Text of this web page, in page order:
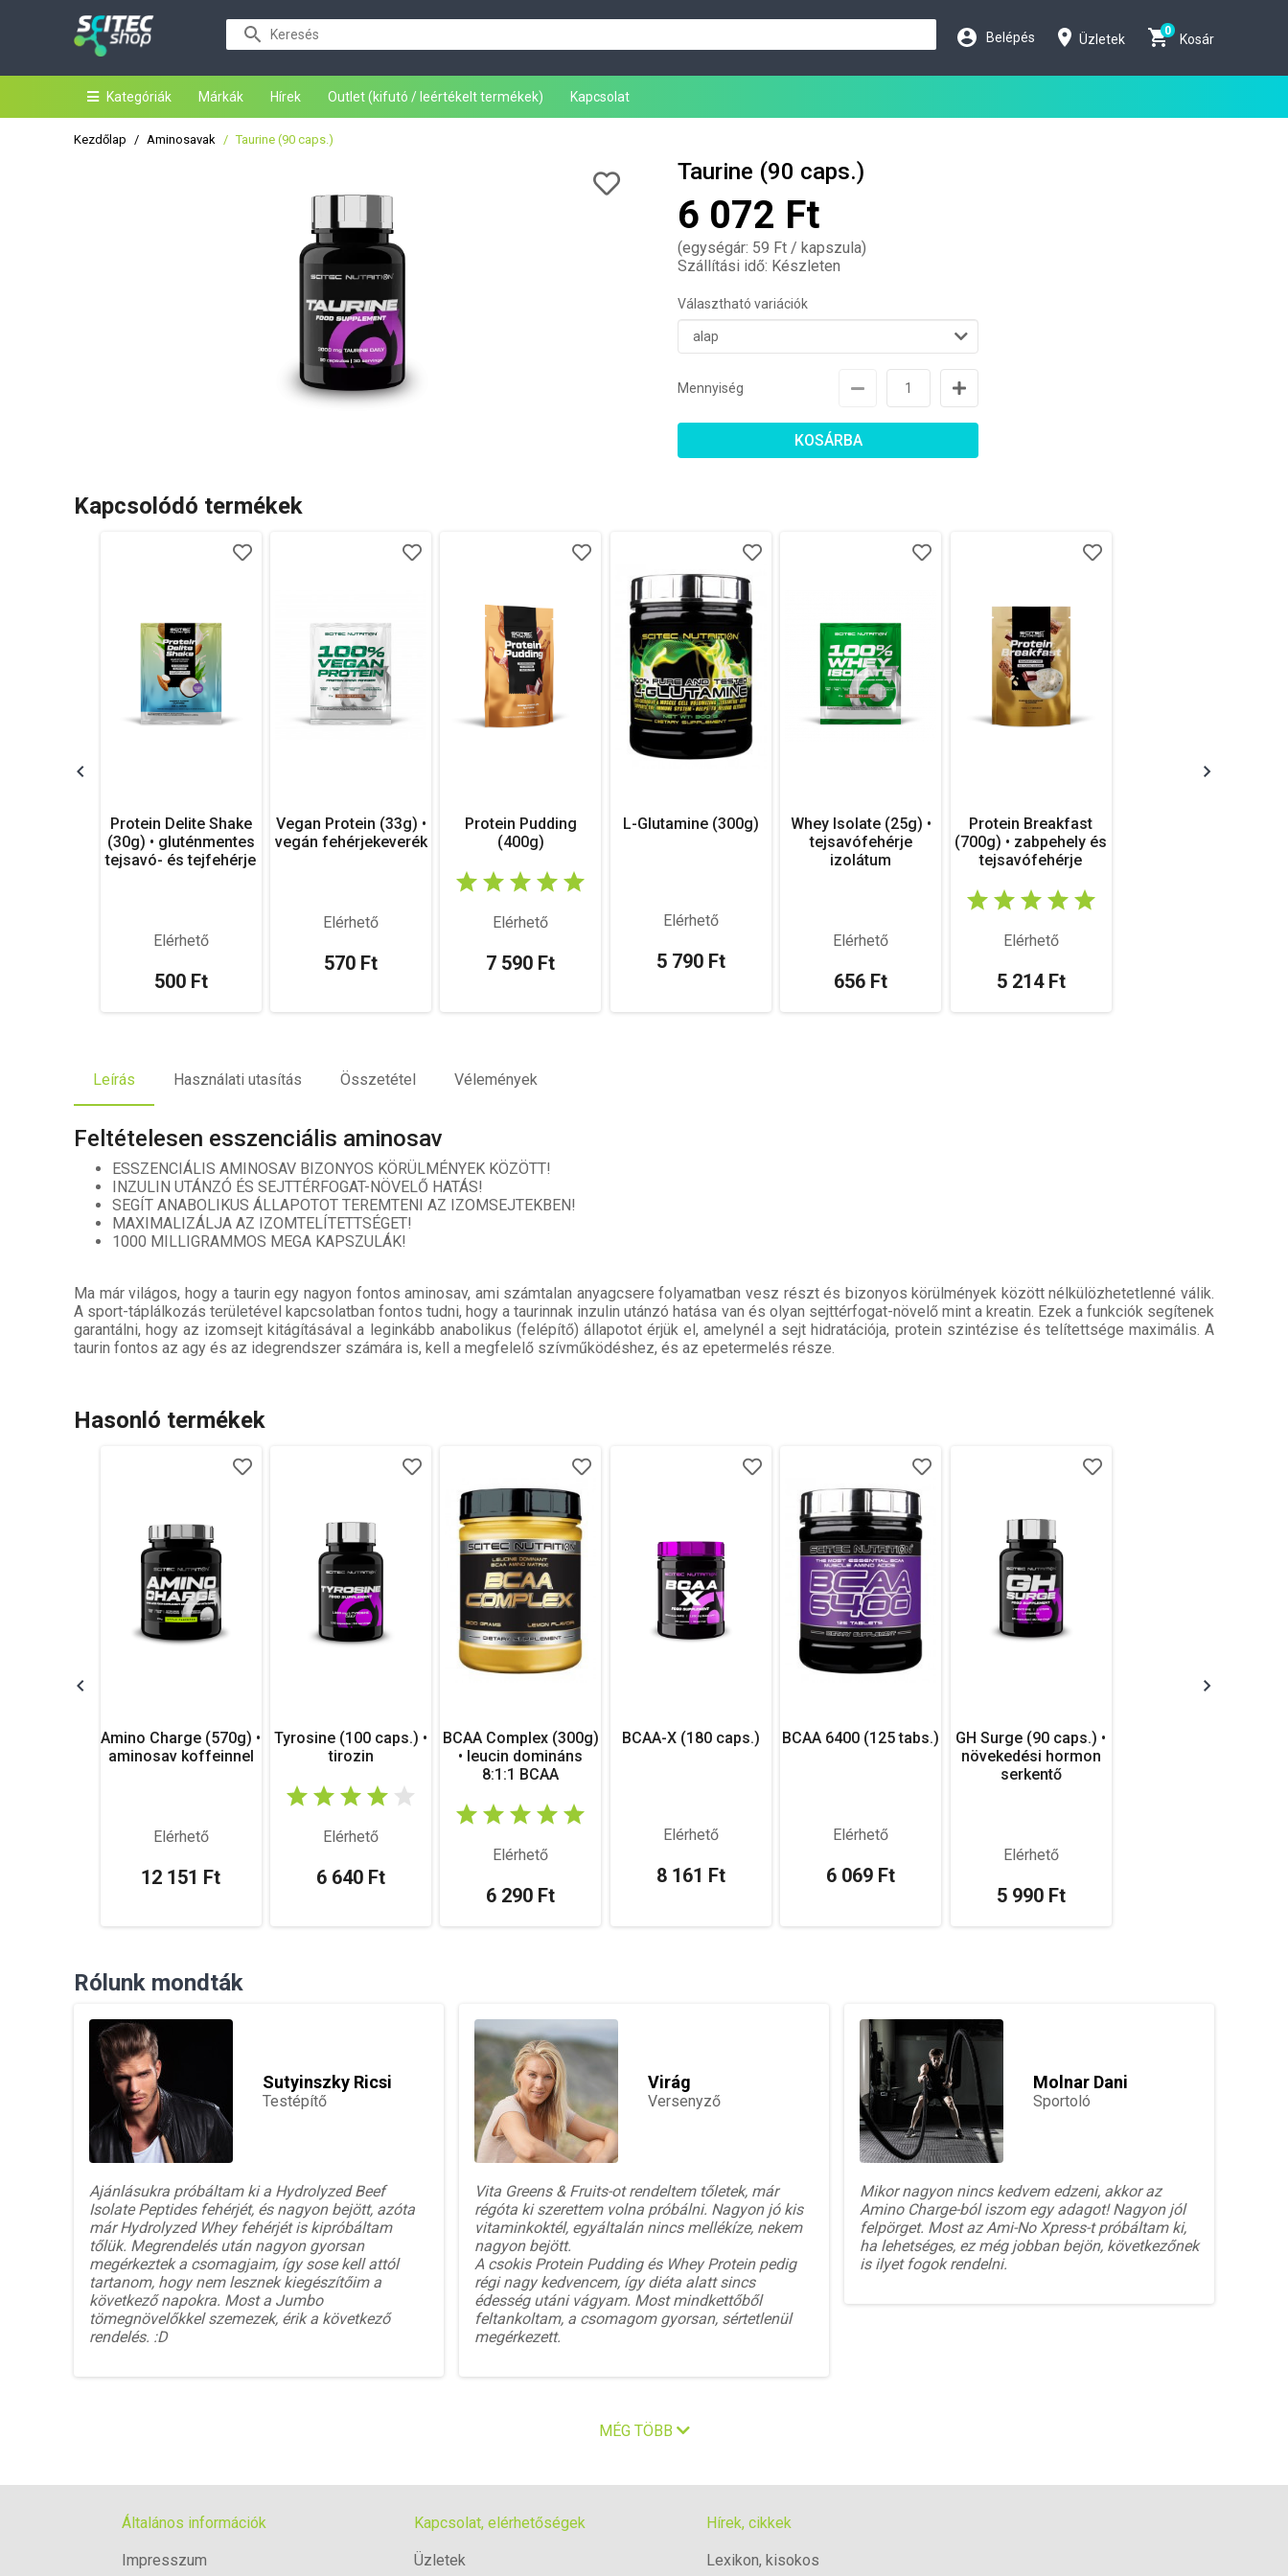
Belépés Üzletek
0
Kosár
Kategóriák Márkák Hírek Outlet (kifutó / leértékelt termékek) Kapcsolat
Kezdőlap Aminosavak Taurine (90 caps.)
Taurine (90 caps.)
6 072 Ft
(egységár: 59 Ft / kapszula)
Szállítási idő: Készleten
Választható variációk
Mennyiség
KOSÁRBA
Kapcsolódó termékek
Protein Delite Shake
(30g) • gluténmentes
tejsavó- és tejfehérje
Elérhető
500 Ft
Vegan Protein (33g) •
vegán fehérjekeverék
Elérhető
570 Ft
Protein Pudding
(400g)
Elérhető
7 590 Ft
L-Glutamine (300g)
Elérhető
5 790 Ft
Whey Isolate (25g) •
tejsavófehérje
izolátum
Elérhető
656 Ft
Protein Breakfast
(700g) • zabpehely és
tejsavófehérje
Elérhető
5 214 Ft
Leírás Használati utasítás Összetétel Vélemények
Feltételesen esszenciális aminosav
ESSZENCIÁLIS AMINOSAV BIZONYOS KÖRÜLMÉNYEK KÖZÖTT!
INZULIN UTÁNZÓ ÉS SEJTTÉRFOGAT-NÖVELŐ HATÁS!
SEGÍT ANABOLIKUS ÁLLAPOTOT TEREMTENI AZ IZOMSEJTEKBEN!
MAXIMALIZÁLJA AZ IZOMTELÍTETTSÉGET!
1000 MILLIGRAMMOS MEGA KAPSZULÁK!
Ma már világos, hogy a taurin egy nagyon fontos aminosav, ami számtalan anyagcsere folyamatban vesz részt és bizonyos körülmények között nélkülözhetetlenné válik.
A sport-táplálkozás területével kapcsolatban fontos tudni, hogy a taurinnak inzulin utánzó hatása van és olyan sejttérfogat-növelő mint a kreatin. Ezek a funkciók segítenek
garantálni, hogy az izomsejt kitágításával a leginkább anabolikus (felépítő) állapotot érjük el, amelynél a sejt hidratációja, protein szintézise és telítettsége maximális. A
taurin fontos az agy és az idegrendszer számára is, kell a megfelelő szívműködéshez, és az epetermelés része.
Hasonló termékek
Amino Charge (570g) •
aminosav koffeinnel
Elérhető
12 151 Ft
Tyrosine (100 caps.) •
tirozin
Elérhető
6 640 Ft
BCAA Complex (300g)
• leucin domináns
8:1:1 BCAA
Elérhető
6 290 Ft
BCAA-X (180 caps.)
Elérhető
8 161 Ft
BCAA 6400 (125 tabs.)
Elérhető
6 069 Ft
GH Surge (90 caps.) •
növekedési hormon
serkentő
Elérhető
5 990 Ft
Rólunk mondták
Sutyinszky Ricsi
Testépítő
Ajánlásukra próbáltam ki a Hydrolyzed Beef
Isolate Peptides fehérjét, és nagyon bejött, azóta
már Hydrolyzed Whey fehérjét is kipróbáltam
tőlük. Megrendelés után nagyon gyorsan
megérkeztek a csomagjaim, így sose kell attól
tartanom, hogy nem lesznek kiegészítőim a
következő napokra. Most a Jumbo
tömegnövelőkkel szemezek, érik a következő
rendelés. :D
Virág
Versenyző
Vita Greens & Fruits-ot rendeltem tőletek, már
régóta ki szerettem volna próbálni. Nagyon jó kis
vitaminkoktél, egyáltalán nincs mellékíze, nekem
nagyon bejött.
A csokis Protein Pudding és Whey Protein pedig
régi nagy kedvencem, így diéta alatt sincs
édesség utáni vágyam. Most mindkettőből
feltankoltam, a csomagom gyorsan, sértetlenül
megérkezett.
Molnar Dani
Sportoló
Mikor nagyon nincs kedvem edzeni, akkor az
Amino Charge-ból iszom egy adagot! Nagyon jól
felpörget. Most az Ami-No Xpress-t próbáltam ki,
ha lehetséges, ez még jobban bejön, következőnek
is ilyet fogok rendelni.
MÉG TÖBB
Általános információk
Impresszum
Kapcsolat, elérhetőségek
Üzletek
Hírek, cikkek
Lexikon, kisokos